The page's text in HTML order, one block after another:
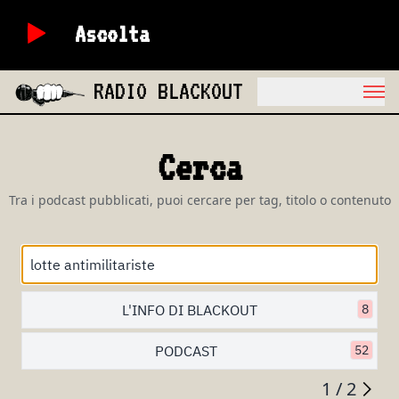
Ascolta
RADIO BLACKOUT
Cerca
Tra i podcast pubblicati, puoi cercare per tag, titolo o contenuto
L'INFO DI BLACKOUT 8
PODCAST 52
1 / 2